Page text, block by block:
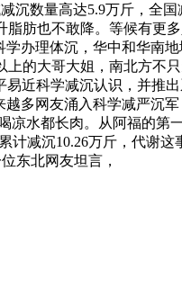
沉数量高达5.9万斤，全
肪也不敢降。等候有更
办理体沉，华中和华南
的大哥大姐，南北方不
近科学减沉认识，并推
多网友涌入科学减严沉
凉水都长肉。从阿福的
减沉10.26万斤，代谢这
东北网友坦言，